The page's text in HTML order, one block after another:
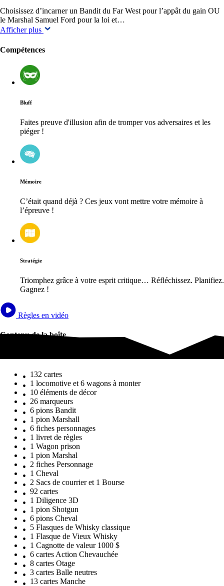
Choisissez d’incarner un Bandit du Far West pour l’appât du gain OU
le Marshal Samuel Ford pour la loi et…
Afficher plus
Compétences
Bluff
Faites preuve d'illusion afin de tromper vos adversaires et les
piéger !
Mémoire
C’était quand déjà ? Ces jeux vont mettre votre mémoire à
l’épreuve !
Stratégie
Triomphez grâce à votre esprit critique… Réfléchissez. Planifiez.
Gagnez !
Règles en vidéo
Contenu de la boîte
132 cartes
1 locomotive et 6 wagons à monter
10 éléments de décor
26 marqueurs
6 pions Bandit
1 pion Marshall
6 fiches personnages
1 livret de règles
1 Wagon prison
1 pion Marshal
2 fiches Personnage
1 Cheval
2 Sacs de courrier et 1 Bourse
92 cartes
1 Diligence 3D
1 pion Shotgun
6 pions Cheval
5 Flasques de Whisky classique
1 Flasque de Vieux Whisky
1 Cagnotte de valeur 1000 $
6 cartes Action Chevauchée
8 cartes Otage
3 cartes Balle neutres
13 cartes Manche